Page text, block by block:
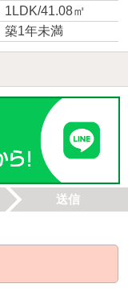
1LDK/41.08㎡
築1年未満
送信